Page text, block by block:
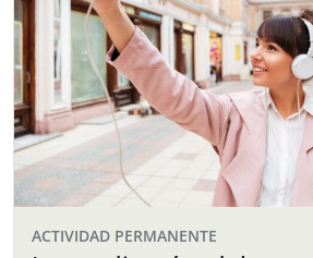
ACTIVIDAD PERMANENTE